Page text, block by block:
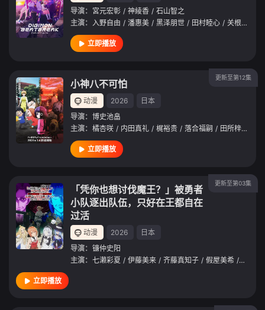
导演： 宮元宏彰 / 神綾香 / 石山智之
主演： 入野自由 / 潘惠美 / 黑泽朋世 / 田村睦心 / 关根有咲
立即播放
更新至第12集
小神八不可怕
动漫 2026
日本
导演： 博史池畠
主演： 橘杏咲 / 内田真礼 / 梶裕贵 / 落合福嗣 / 田所梓 /
立即播放
更新至第03集
「凭你也想讨伐魔王？」被勇者
小队逐出队伍，只好在王都自在
过活
动漫 2026
日本
导演： 镰仲史阳
主演： 七濑彩夏 / 伊藤美来 / 齐藤真知子 / 假屋美希 / 保村真
立即播放